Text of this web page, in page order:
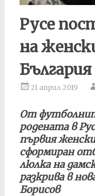
Русе
на
България
21 април 2019
От
родената в
първия
сформиран
люлка на
разкрива в
Борисов